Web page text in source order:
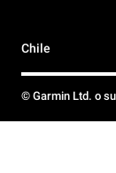
Chile
© Garmin Ltd. o